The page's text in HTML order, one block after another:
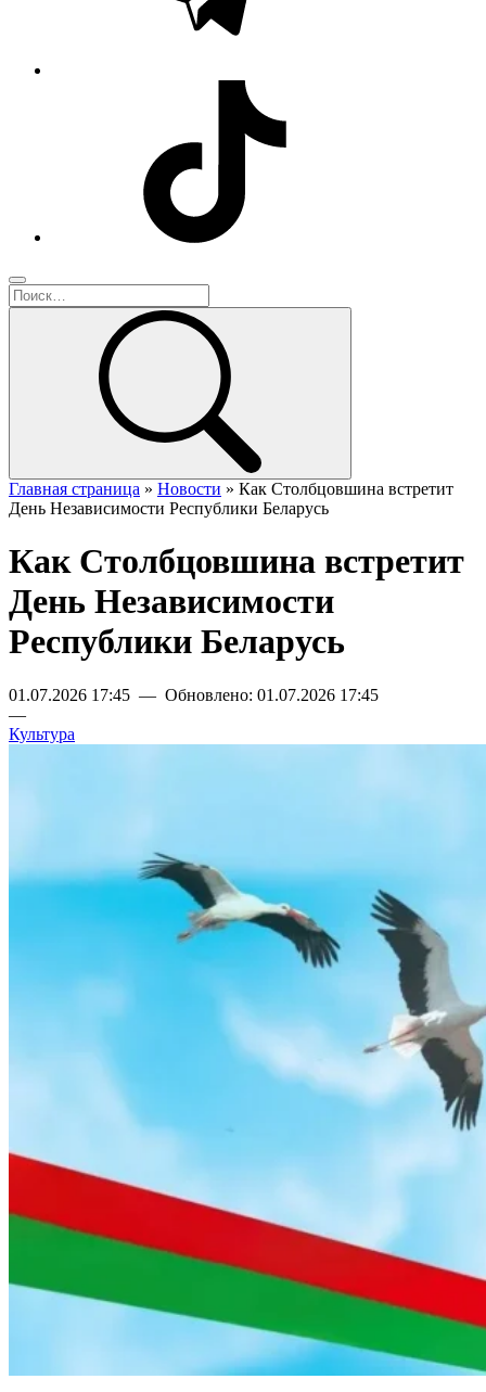
Главная страница » Новости » Как Столбцовшина встретит
День Независимости Республики Беларусь
Как Столбцовшина встретит
День Независимости
Республики Беларусь
01.07.2026 17:45 — Обновлено: 01.07.2026 17:45
—
Культура